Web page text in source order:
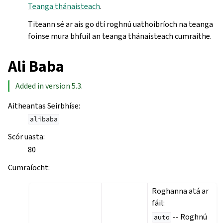
Teanga thánaisteach.
Titeann sé ar ais go dtí roghnú uathoibríoch na teanga
foinse mura bhfuil an teanga thánaisteach cumraithe.
Ali Baba
Added in version 5.3.
Aitheantas Seirbhíse:
alibaba
Scór uasta:
80
Cumraíocht:
Roghanna atá ar
fáil:
auto -- Roghnú